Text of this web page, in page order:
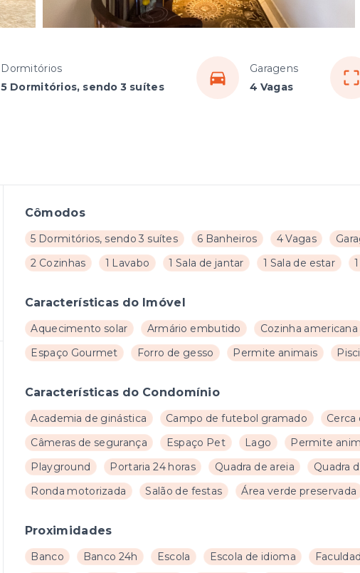
Dormitórios
5 Dormitórios, sendo 3 suítes
Garagens
4 Vagas
Cômodos
5 Dormitórios, sendo 3 suítes 6 Banheiros 4 Vagas
2 Cozinhas
1 Lavabo 1 Sala de jantar 1 Sala de estar
Características do Imóvel
Aquecimento solar Armário embutido Cozinha americana
Espaço Gourmet
Forro de gesso Permite animais
Características do Condomínio
Academia de ginástica Campo de futebol gramado Cerca
Câmeras de segurança
Espaço Pet Lago Permite
Playground
Portaria 24 horas Quadra de areia Quadra
Ronda motorizada
Salão de festas Área verde preservada
Proximidades
Banco Banco 24h Escola Escola de idioma